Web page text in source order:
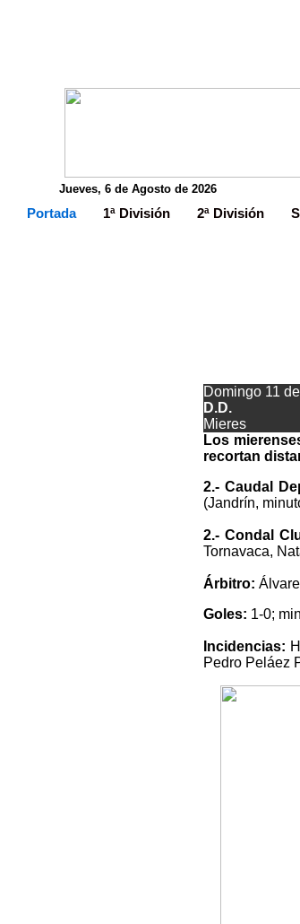
Jueves, 6 de Agosto de 2026
Portada 1ª División 2ª División
Domingo 11
D.D.
Mieres
Los
recortan
2.- Caudal
(Jandrín,
2.- Condal
Tornavaca,
Árbitro:
Goles: 1-0;
Incidencias:
Pedro Peláez